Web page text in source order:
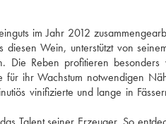
im Jahr 2012
Wein, unterstützt von
Die Reben profitieren
ihr Wachstum notwendigen
vinifizierte und lange in